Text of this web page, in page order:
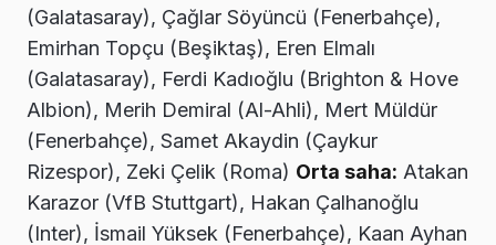
(Galatasaray), Çağlar Söyüncü (Fenerbahçe),
Emirhan Topçu (Beşiktaş), Eren Elmalı
(Galatasaray), Ferdi Kadıoğlu (Brighton & Hove
Albion), Merih Demiral (Al-Ahli), Mert Müldür
(Fenerbahçe), Samet Akaydin (Çaykur
Rizespor), Zeki Çelik (Roma) Orta saha: Atakan
Karazor (VfB Stuttgart), Hakan Çalhanoğlu
(Inter), İsmail Yüksek (Fenerbahçe), Kaan Ayhan